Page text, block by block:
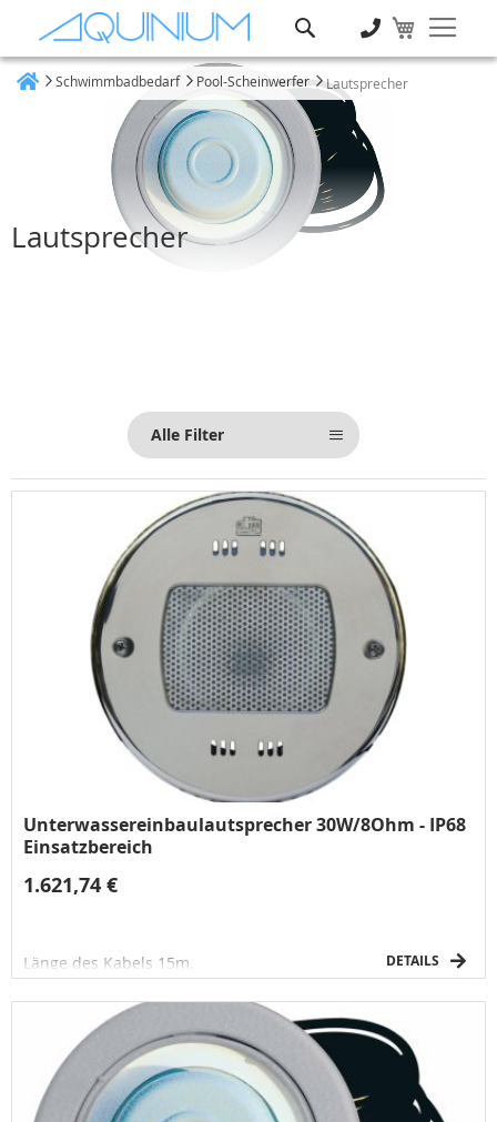
Schwimmbadbedarf Pool-Scheinwerfer Lautsprecher
Lautsprecher
Alle Filter
Unterwassereinbaulautsprecher 30W/8Ohm - IP68
Einsatzbereich
1.621,74 €
Länge des Kabels 15m. DETAILS